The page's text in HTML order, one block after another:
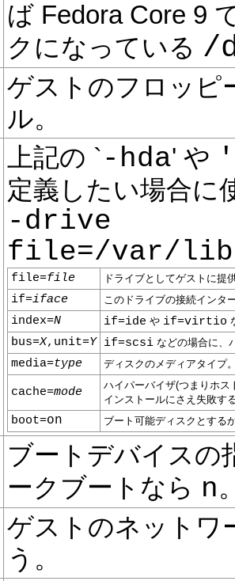
ば Fedora Core 9
クになっている /
ゲストのフロッピ
ル。
上記の `-hda' や
定義したい場合に
-drive
file=/var/lib/
file=file ドライブとしてゲストに提
if=iface このドライブの接続インタ
index=N if=ide や if=virtio
bus=X,unit=Y if=scsi などの場合に、
media=type ディスクのメディアタイプ
cache=mode
ハイパーバイザ(つまりホ
インストールにさえ失敗す
boot=on ブート可能ディスクとする
ブートデバイス
ークブートなら n
ゲストのネットワ
う。